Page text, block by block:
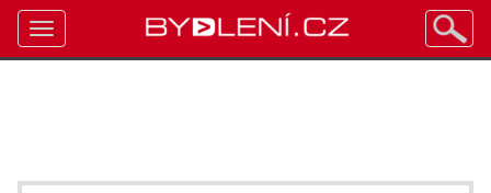
Toggle
navigation